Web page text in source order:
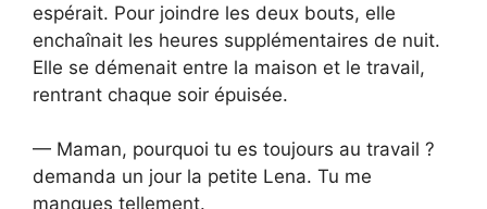
espérait. Pour joindre les deux bouts, elle
enchaînait les heures supplémentaires de nuit.
Elle se démenait entre la maison et le travail,
rentrant chaque soir épuisée.
— Maman, pourquoi tu es toujours au travail ?
demanda un jour la petite Lena. Tu me
manques tellement.